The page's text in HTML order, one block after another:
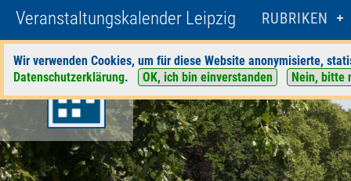
Veranstaltungskalender Leipzig RUBRIKEN
Wir verwenden Cookies, um für diese Website anonymisierte,
Datenschutzerklärung. OK, ich bin einverstanden Nein, bitte